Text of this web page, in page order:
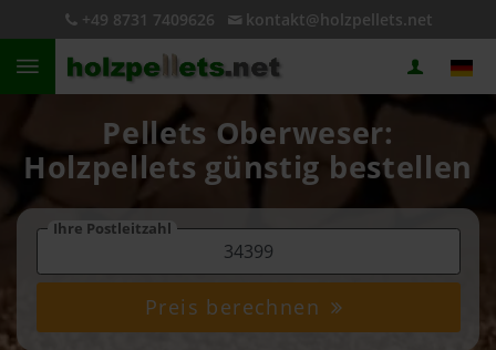
+49 8731 7409626 kontakt@holzpellets.net
Pellets Oberweser:
Holzpellets günstig bestellen
Ihre Postleitzahl
Preis berechnen